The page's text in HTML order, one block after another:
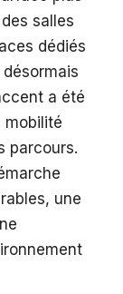
salles
dédiés
a été
mobilité
parcours.
une